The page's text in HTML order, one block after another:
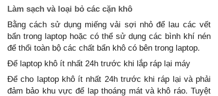
Làm sạch và loại bỏ các cặn khô
Bằng cách sử dụng miếng vải sợi nhỏ để lau các vết
bẩn trong laptop hoặc có thể sử dụng các bình khí nén
để thổi toàn bộ các chất bẩn khô có bên trong laptop.
Để laptop khô ít nhất 24h trước khi lắp ráp lại máy
Để cho laptop khô ít nhất 24h trước khi ráp lại và phải
đảm bảo khu vực để lap thoáng mát và khô ráo. Tuyệt